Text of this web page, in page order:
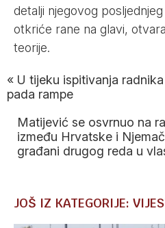
detalji njegovog
otkriće rane na glavi,
teorije.
« U tijeku ispitivanja
pada rampe
Matijević se osvrnuo na
između Hrvatske i
građani drugog reda u
JOŠ IZ KATEGORIJE: